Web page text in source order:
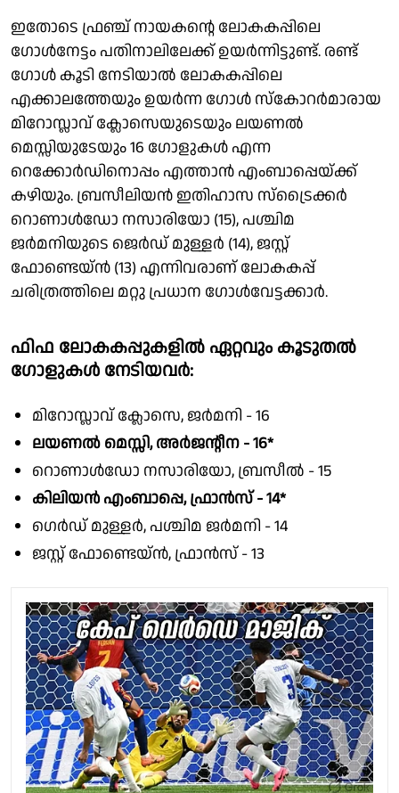
ഇതോടെ ഫ്രഞ്ച് നായകൻ്റെ ലോകകപ്പിലെ
ഗോൾനേട്ടം പതിനാലിലേക്ക് ഉയർന്നിട്ടുണ്ട്. രണ്ട്
ഗോൾ കൂടി നേടിയാൽ ലോകകപ്പിലെ
എക്കാലത്തേയും ഉയർന്ന ഗോൾ സ്കോറർമാരായ
മിറോസ്ലാവ് ക്ലോസെയുടെയും ലയണൽ
മെസ്സിയുടേയും 16 ഗോളുകൾ എന്ന
റെക്കോർഡിനൊപ്പം എത്താൻ എംബാപ്പെയ്ക്ക്
കഴിയും. ബ്രസീലിയൻ ഇതിഹാസ സ്ട്രൈക്കർ
റൊണാൾഡോ നസാരിയോ (15), പശ്ചിമ
ജർമനിയുടെ ജെർഡ് മുള്ളർ (14), ജസ്റ്റ്
ഫോണ്ടെയ്ൻ (13) എന്നിവരാണ് ലോകകപ്പ്
ചരിത്രത്തിലെ മറ്റു പ്രധാന ഗോൾവേട്ടക്കാർ.
ഫിഫ ലോകകപ്പുകളിൽ ഏറ്റവും കൂടുതൽ
ഗോളുകൾ നേടിയവർ:
മിറോസ്ലാവ് ക്ലോസെ, ജർമനി - 16
ലയണൽ മെസ്സി, അർജൻ്റീന - 16*
റൊണാൾഡോ നസാരിയോ, ബ്രസീൽ - 15
കിലിയൻ എംബാപ്പെ, ഫ്രാൻസ് - 14*
ഗെർഡ് മുള്ളർ, പശ്ചിമ ജർമനി - 14
ജസ്റ്റ് ഫോണ്ടെയ്ൻ, ഫ്രാൻസ് - 13